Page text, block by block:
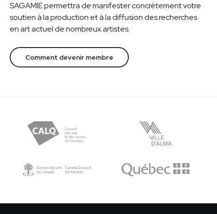
SAGAMIE permettra de manifester concrètement votre
soutien à la production et à la diffusion des recherches
en art actuel de nombreux artistes.
Comment devenir membre